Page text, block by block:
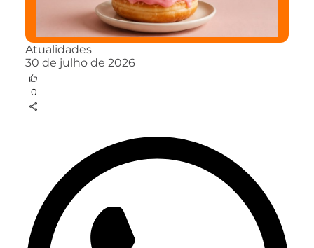
Atualidades
30 de julho de 2026
0